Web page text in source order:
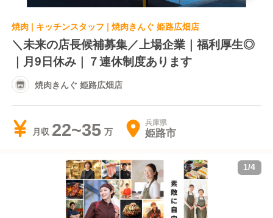
焼肉 | キッチンスタッフ | 焼肉きんぐ 姫路広畑店
＼未来の店長候補募集／上場企業｜福利厚生◎
｜月9日休み｜７連休制度あります
焼肉きんぐ 姫路広畑店
月収 22~35 兵庫県
姫路市
1/4